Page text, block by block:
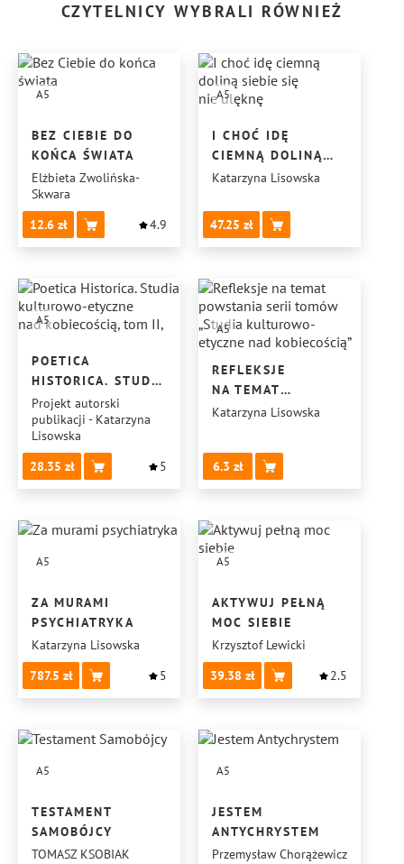
CZYTELNICY WYBRALI RÓWNIEŻ
A5
BEZ CIEBIE DO
KOŃCA ŚWIATA
Elżbieta Zwolińska-
Skwara
12.6
4.9
A5
I CHOĆ IDĘ
CIEMNĄ DOLINĄ
SIEBIE SIĘ
Katarzyna Lisowska
47.25
A5
POETICA
HISTORICA. STUDIA
KULTUROWO-
ETYCZNE
NAD KOBIECOŚCIĄ,
TOM II,
Projekt autorski
publikacji - Katarzyna
Lisowska
28.35
5
A5
REFLEKSJE
NA TEMAT
POWSTANIA SERII
KULTUROWO-
ETYCZNE
NAD KOBIECOŚCIĄ”
Katarzyna Lisowska
6.3
A5
ZA MURAMI
PSYCHIATRYKA
Katarzyna Lisowska
787.5
5
A5
AKTYWUJ PEŁNĄ
MOC SIEBIE
Krzysztof Lewicki
39.38
2.5
A5
TESTAMENT
SAMOBÓJCY
TOMASZ KSOBIAK
A5
JESTEM
ANTYCHRYSTEM
Przemysław Chorążewicz